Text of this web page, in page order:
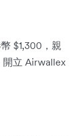
$1,300，親
開立 Airwallex